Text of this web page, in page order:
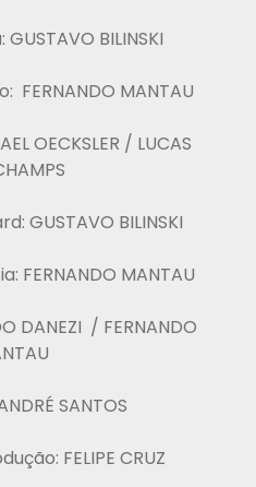
BILINSKI
FERNANDO MANTAU
OECKSLER / LUCAS
GUSTAVO BILINSKI
FERNANDO MANTAU
DANEZI / FERNANDO
SANTOS
FELIPE CRUZ